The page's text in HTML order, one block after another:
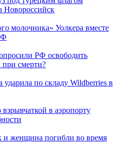
Новороссийск
молочника» Уолкера вместе
РФ освободить
смерти?
ударила по складу Wildberries в
в аэропорту
и женщина погибли во время